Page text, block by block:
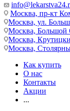
Москва, пр-кт
Москва, ул.
Москва, Большой
Москва,
Москва,
Как купить
О нас
Контакты
Акции
...